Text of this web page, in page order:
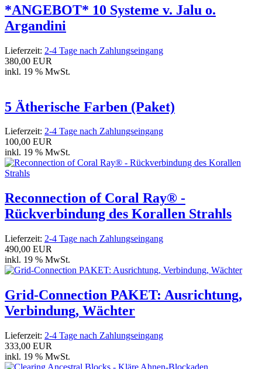
*ANGEBOT* 10 Systeme v. Jalu o.
Argandini
Lieferzeit: 2-4 Tage nach Zahlungseingang
380,00 EUR
inkl. 19 % MwSt.
5 Ätherische Farben (Paket)
Lieferzeit: 2-4 Tage nach Zahlungseingang
100,00 EUR
inkl. 19 % MwSt.
Reconnection of Coral Ray® -
Rückverbindung des Korallen Strahls
Lieferzeit: 2-4 Tage nach Zahlungseingang
490,00 EUR
inkl. 19 % MwSt.
Grid-Connection PAKET: Ausrichtung,
Verbindung, Wächter
Lieferzeit: 2-4 Tage nach Zahlungseingang
333,00 EUR
inkl. 19 % MwSt.